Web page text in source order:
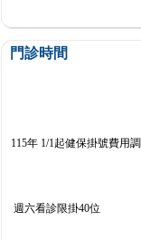
門診時間
115年 1/1起健保掛號費用
週六看診限掛40位